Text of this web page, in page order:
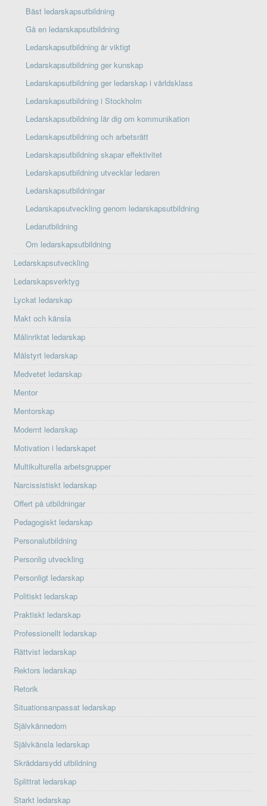
Bäst ledarskapsutbildning
Gå en ledarskapsutbildning
Ledarskapsutbildning är viktigt
Ledarskapsutbildning ger kunskap
Ledarskapsutbildning ger ledarskap i världsklass
Ledarskapsutbildning i Stockholm
Ledarskapsutbildning lär dig om kommunikation
Ledarskapsutbildning och arbetsrätt
Ledarskapsutbildning skapar effektivitet
Ledarskapsutbildning utvecklar ledaren
Ledarskapsutbildningar
Ledarskapsutveckling genom ledarskapsutbildning
Ledarutbildning
Om ledarskapsutbildning
Ledarskapsutveckling
Ledarskapsverktyg
Lyckat ledarskap
Makt och känsla
Målinriktat ledarskap
Målstyrt ledarskap
Medvetet ledarskap
Mentor
Mentorskap
Modernt ledarskap
Motivation i ledarskapet
Multikulturella arbetsgrupper
Narcissistiskt ledarskap
Offert på utbildningar
Pedagogiskt ledarskap
Personalutbildning
Personlig utveckling
Personligt ledarskap
Politiskt ledarskap
Praktiskt ledarskap
Professionellt ledarskap
Rättvist ledarskap
Rektors ledarskap
Retorik
Situationsanpassat ledarskap
Självkännedom
Självkänsla ledarskap
Skräddarsydd utbildning
Splittrat ledarskap
Starkt ledarskap